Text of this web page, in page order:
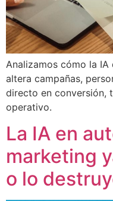
Analizamos cómo la
altera campañas,
directo en conversión,
operativo.
La IA en
marketing
o lo